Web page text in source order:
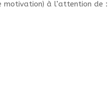
motivation) à l’attention de :